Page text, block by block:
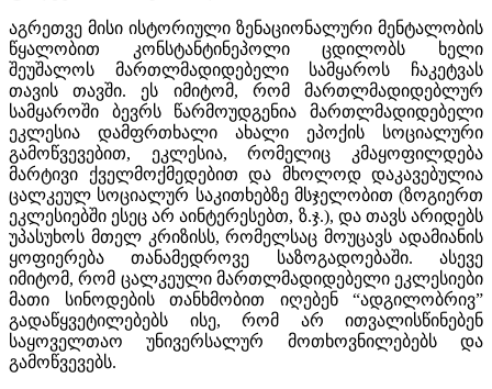
აგრეთვე მისი ისტორიული ზენაციონალური მენტალობის
წყალობით კონსტანტინეპოლი ცდილობს ხელი
შეუშალოს მართლმადიდებელი სამყაროს ჩაკეტვას
თავის თავში. ეს იმიტომ, რომ მართლმადიდებლურ
სამყაროში ბევრს წარმოუდგენია მართლმადიდებელი
ეკლესია დამფრთხალი ახალი ეპოქის სოციალური
გამოწვევებით, ეკლესია, რომელიც კმაყოფილდება
მარტივი ქველმოქმედებით და მხოლოდ დაკავებულია
ცალკეულ სოციალურ საკითხებზე მსჯელობით (ზოგიერთ
ეკლესიებში ესეც არ აინტერესებთ, ზ.ჯ.), და თავს არიდებს
უპასუხოს მთელ კრიზისს, რომელსაც მოუცავს ადამიანის
ყოფიერება თანამედროვე საზოგადოებაში. ასევე
იმიტომ, რომ ცალკეული მართლმადიდებელი ეკლესიები
მათი სინოდების თანხმობით იღებენ “ადგილობრივ”
გადაწყვეტილებებს ისე, რომ არ ითვალისწინებენ
საყოველთაო უნივერსალურ მოთხოვნილებებს და
გამოწვევებს.